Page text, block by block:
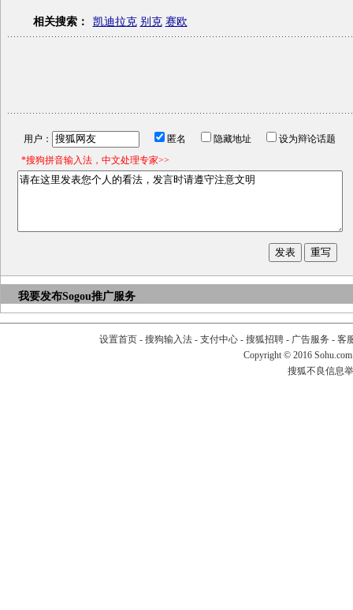
相关搜索： 凯迪拉克 别克 赛欧
用户： 匿名 隐藏地址
设为辩论话题
*搜狗拼音输入法，中文处理专家>>
我要发布Sogou推广服务
设置首页- 搜狗输入法- 支付中心- 搜狐招聘- 广告服务 - 客
Copyright © 2016
搜狐不良信息